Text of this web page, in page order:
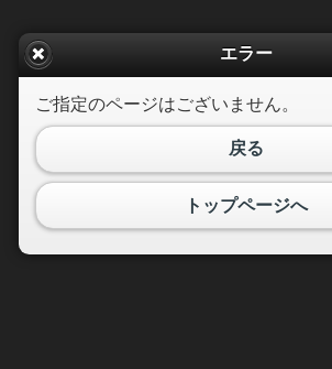
エラー
ご指定のページはございません。
戻る
トップページへ